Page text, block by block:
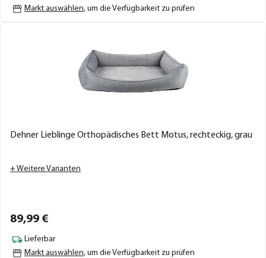
Markt auswählen, um die Verfügbarkeit zu prüfen
Dehner Lieblinge Orthopädisches Bett Motus, rechteckig, grau
+ Weitere Varianten
89,99 €
Lieferbar
Markt auswählen, um die Verfügbarkeit zu prüfen